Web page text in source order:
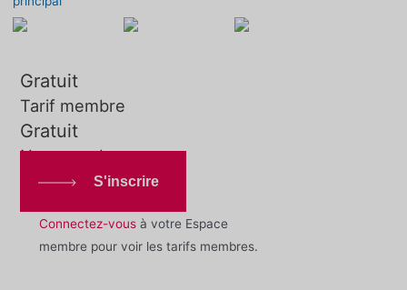
Gratuit
Tarif membre
Gratuit
Non-membre
S'inscrire
Connectez-vousà votre Espace
membre pour voir les tarifs membres.